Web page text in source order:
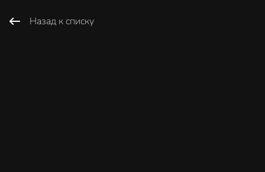
Назад к списку